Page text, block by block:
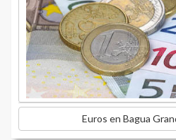
Euros en Bagua